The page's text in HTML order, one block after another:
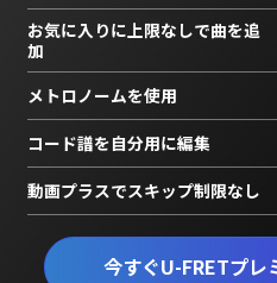
今すぐU-FRETプレ
お気に入りに上限なしで曲を追
加
メトロノームを使用
コード譜を自分用に編集
動画プラスでスキップ制限なし